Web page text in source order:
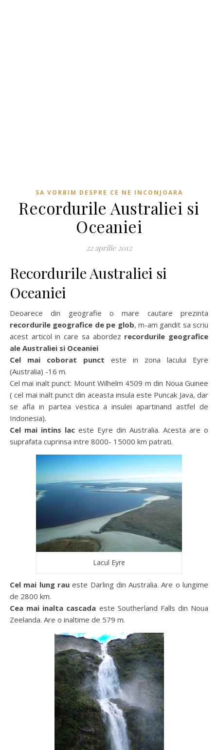
SA VORBIM DESPRE CE NE INCONJOARA
Recordurile Australiei si
Oceaniei
22 aprilie 2012
Recordurile Australiei si
Oceaniei
Deoarece din geografie o mare cautare prezinta
recordurile geografice de pe glob, m-am gandit sa scriu
acest articol in care sa abordez recordurile geografice
ale Australiei si Oceaniei
Cel mai coborat punct este in zona lacului Eyre
(Australia) -16 m.
Cel mai inalt punct: Mount Wilhelm 4509 m din Noua Guinee
( cel mai inalt punct din aceasta insula este Puncak Java, dar
se afla in partea vestica a insulei apartinand astfel de
Indonesia).
Cel mai intins lac este Eyre din Australia. Acesta are o
suprafata cuprinsa intre 8000- 15000 km patrati.
Lacul Eyre
Cel mai lung raueste Darling din Australia. Are o lungime
de 2800 km.
Cea mai inalta cascada este Southerland Falls din Noua
Zeelanda. Are o inaltime de 579 m.